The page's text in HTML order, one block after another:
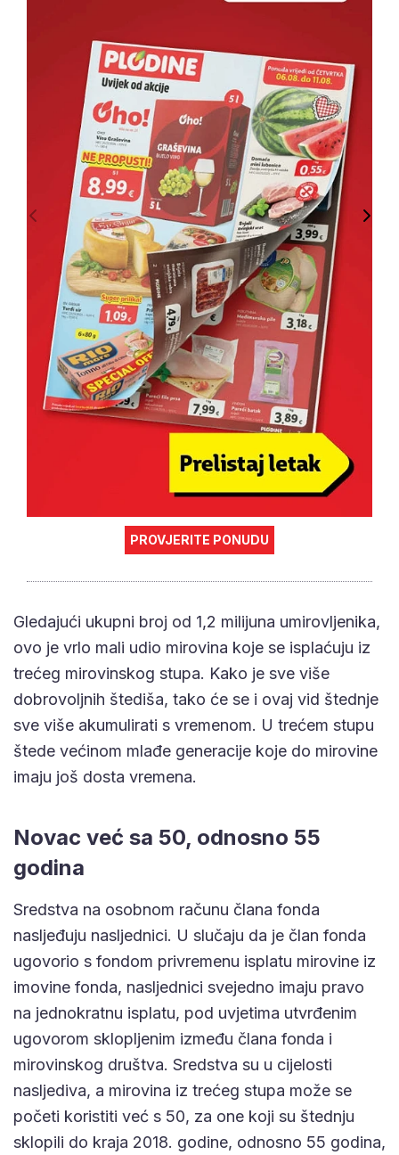
PROVJERITE PONUDU
Gledajući ukupni broj od 1,2 milijuna umirovljenika,
ovo je vrlo mali udio mirovina koje se isplaćuju iz
trećeg mirovinskog stupa. Kako je sve više
dobrovoljnih štediša, tako će se i ovaj vid štednje
sve više akumulirati s vremenom. U trećem stupu
štede većinom mlađe generacije koje do mirovine
imaju još dosta vremena.
Novac već sa 50, odnosno 55
godina
Sredstva na osobnom računu člana fonda
nasljeđuju nasljednici. U slučaju da je član fonda
ugovorio s fondom privremenu isplatu mirovine iz
imovine fonda, nasljednici svejedno imaju pravo
na jednokratnu isplatu, pod uvjetima utvrđenim
ugovorom sklopljenim između člana fonda i
mirovinskog društva. Sredstva su u cijelosti
nasljediva, a mirovina iz trećeg stupa može se
početi koristiti već s 50, za one koji su štednju
sklopili do kraja 2018. godine, odnosno 55 godina,